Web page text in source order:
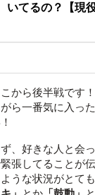
いてるの？【現
こから後半戦です
ら一番気に入っ
、好きな人と会
張してることが
うな状況がとて